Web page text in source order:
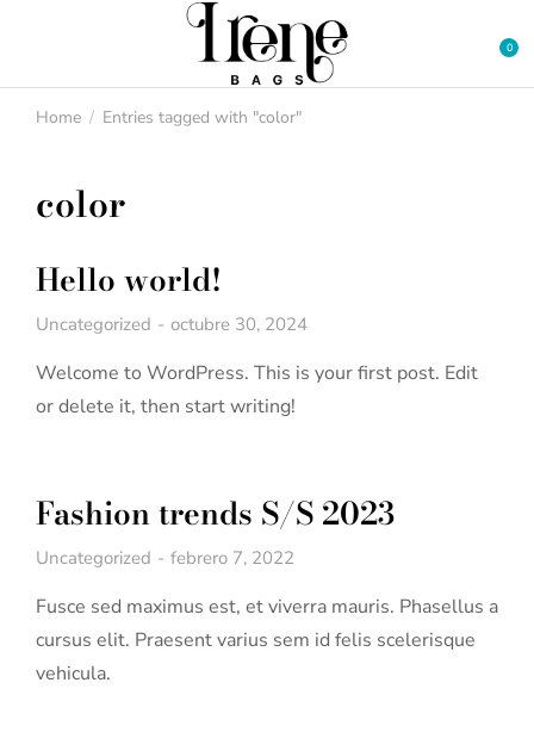
You are here:
Home Entries tagged with "color"
color
Hello world!
Uncategorized octubre 30, 2024
Welcome to WordPress. This is your first post. Edit
or delete it, then start writing!
Fashion trends S/S 2023
Uncategorized febrero 7, 2022
Fusce sed maximus est, et viverra mauris. Phasellus a
cursus elit. Praesent varius sem id felis scelerisque
vehicula.